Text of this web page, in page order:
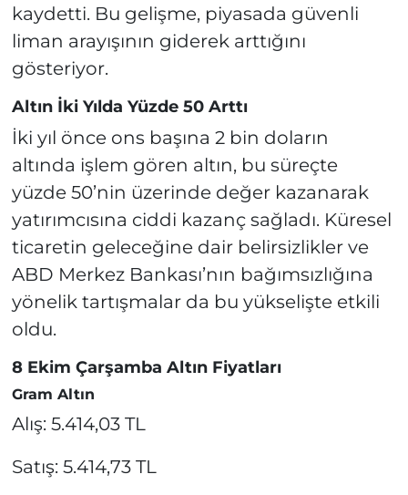
kaydetti. Bu gelişme, piyasada güvenli
liman arayışının giderek arttığını
gösteriyor.
Altın İki Yılda Yüzde 50 Arttı
İki yıl önce ons başına 2 bin doların
altında işlem gören altın, bu süreçte
yüzde 50’nin üzerinde değer kazanarak
yatırımcısına ciddi kazanç sağladı. Küresel
ticaretin geleceğine dair belirsizlikler ve
ABD Merkez Bankası’nın bağımsızlığına
yönelik tartışmalar da bu yükselişte etkili
oldu.
8 Ekim Çarşamba Altın Fiyatları
Gram Altın
Alış: 5.414,03 TL
Satış: 5.414,73 TL